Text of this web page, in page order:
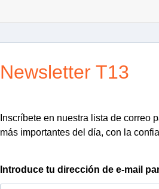
Newsletter T13
Inscríbete en nuestra lista de correo
más importantes del día, con la
Introduce tu dirección de e-mail